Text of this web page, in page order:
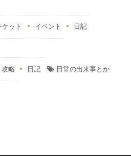
ット イベント 日記
攻略 日記 日常の出来事とか